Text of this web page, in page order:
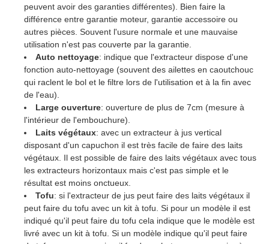
peuvent avoir des garanties différentes). Bien faire la
différence entre garantie moteur, garantie accessoire ou
autres pièces. Souvent l'usure normale et une mauvaise
utilisation n'est pas couverte par la garantie.
Auto nettoyage: indique que l'extracteur dispose d'une
fonction auto-nettoyage (souvent des ailettes en caoutchouc
qui raclent le bol et le filtre lors de l'utilisation et à la fin avec
de l'eau).
Large ouverture: ouverture de plus de 7cm (mesure à
l'intérieur de l'embouchure).
Laits végétaux: avec un extracteur à jus vertical
disposant d'un capuchon il est très facile de faire des laits
végétaux. Il est possible de faire des laits végétaux avec tous
les extracteurs horizontaux mais c'est pas simple et le
résultat est moins onctueux.
Tofu: si l'extracteur de jus peut faire des laits végétaux il
peut faire du tofu avec un kit à tofu. Si pour un modèle il est
indiqué qu'il peut faire du tofu cela indique que le modèle est
livré avec un kit à tofu. Si un modèle indique qu'il peut faire